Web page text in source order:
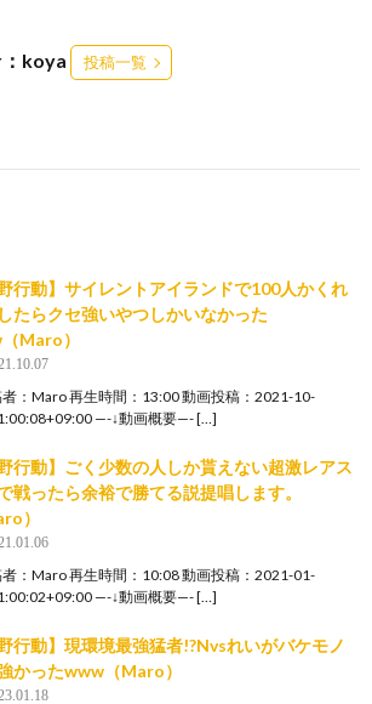
koya 投稿一覧
野行動】サイレントアイランドで100人かくれ
たらクセ強いやつしかいなかった
Maro）
者：Maro 再生時間：13:00 動画投稿：2021-10-
—-↓動画概要—- […]
野行動】ごく少数の人しか貰えない超激レアス
戦ったら余裕で勝てる説提唱します。
）
者：Maro 再生時間：10:08 動画投稿：2021-01-
—-↓動画概要—- […]
野行動】現環境最強猛者!?Nvsれいがバケモノ
かったwww（Maro）